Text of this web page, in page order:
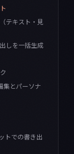
テキスト・見
しを一括生成
集とパーソナ
トでの書き出